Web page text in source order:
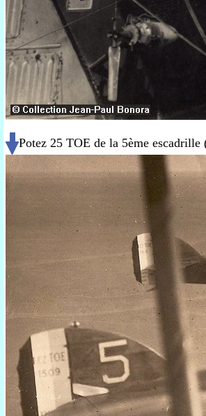
Potez 25 TOE de la 5ème